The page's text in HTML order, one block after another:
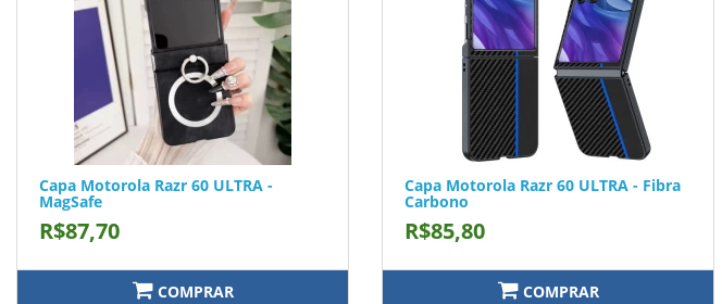
Capa Motorola Razr 60 ULTRA -
MagSafe
R$87,70
COMPRAR
Capa Motorola Razr 60 ULTRA - Fibra
Carbono
R$85,80
COMPRAR